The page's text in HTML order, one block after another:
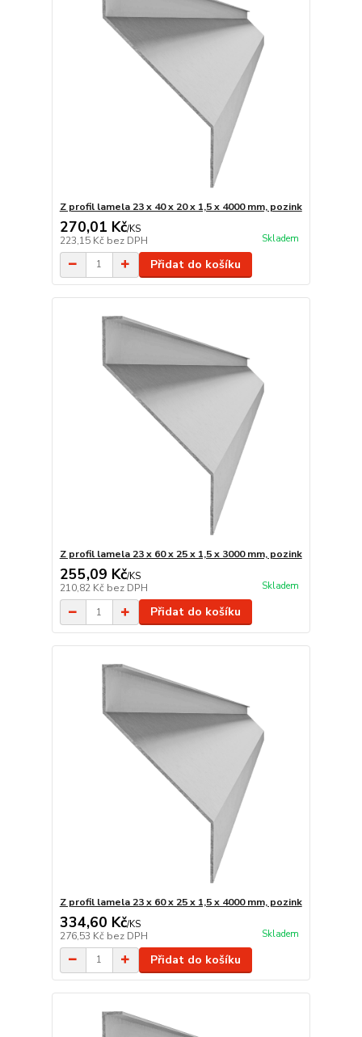
Z profil lamela 23 x 40 x 20 x 1,5 x 4000 mm, pozink
270,01 Kč/KS
223,15 Kč bez DPH Skladem
Přidat do košíku
Z profil lamela 23 x 60 x 25 x 1,5 x 3000 mm, pozink
255,09 Kč/KS
210,82 Kč bez DPH Skladem
Přidat do košíku
Z profil lamela 23 x 60 x 25 x 1,5 x 4000 mm, pozink
334,60 Kč/KS
276,53 Kč bez DPH Skladem
Přidat do košíku